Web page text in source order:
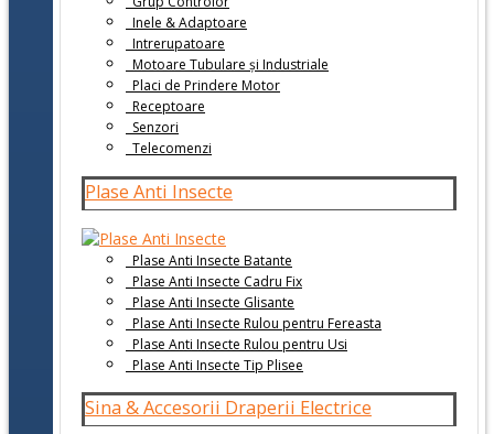
Inele & Adaptoare
Intrerupatoare
Motoare Tubulare și Industriale
Placi de Prindere Motor
Receptoare
Senzori
Telecomenzi
Plase Anti Insecte
Plase Anti Insecte Batante
Plase Anti Insecte Cadru Fix
Plase Anti Insecte Glisante
Plase Anti Insecte Rulou pentru Fereasta
Plase Anti Insecte Rulou pentru Usi
Plase Anti Insecte Tip Plisee
Sina & Accesorii Draperii Electrice